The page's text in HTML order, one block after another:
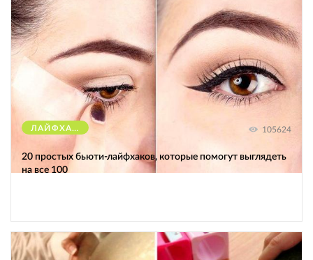
ЛАЙФХАКИ 105624
20 простых бьюти-лайфхаков, которые помогут выглядеть
на все 100